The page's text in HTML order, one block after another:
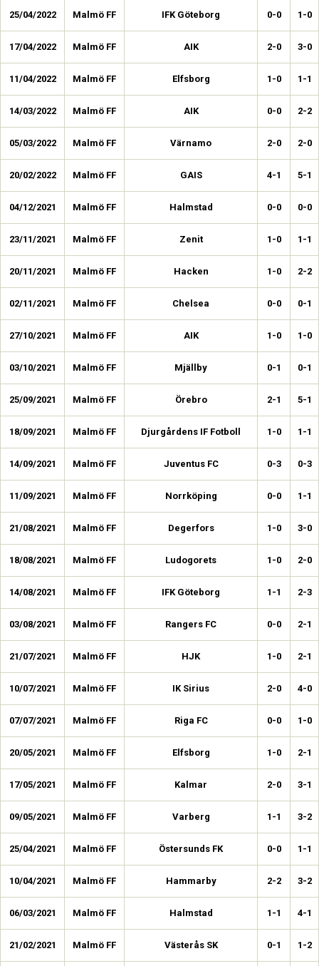
25/04/2022 Malmö FF IFK Göteborg 0-0 1-0
17/04/2022 Malmö FF AIK 2-0 3-0
11/04/2022 Malmö FF Elfsborg 1-0 1-1
14/03/2022 Malmö FF AIK 0-0 2-2
05/03/2022 Malmö FF Värnamo 2-0 2-0
20/02/2022 Malmö FF GAIS 4-1 5-1
04/12/2021 Malmö FF Halmstad 0-0 0-0
23/11/2021 Malmö FF Zenit 1-0 1-1
20/11/2021 Malmö FF Hacken 1-0 2-2
02/11/2021 Malmö FF Chelsea 0-0 0-1
27/10/2021 Malmö FF AIK 1-0 1-0
03/10/2021 Malmö FF Mjällby 0-1 0-1
25/09/2021 Malmö FF Örebro 2-1 5-1
18/09/2021 Malmö FF Djurgårdens IF Fotboll 1-0 1-1
14/09/2021 Malmö FF Juventus FC 0-3 0-3
11/09/2021 Malmö FF Norrköping 0-0 1-1
21/08/2021 Malmö FF Degerfors 1-0 3-0
18/08/2021 Malmö FF Ludogorets 1-0 2-0
14/08/2021 Malmö FF IFK Göteborg 1-1 2-3
03/08/2021 Malmö FF Rangers FC 0-0 2-1
21/07/2021 Malmö FF HJK 1-0 2-1
10/07/2021 Malmö FF IK Sirius 2-0 4-0
07/07/2021 Malmö FF Riga FC 0-0 1-0
20/05/2021 Malmö FF Elfsborg 1-0 2-1
17/05/2021 Malmö FF Kalmar 2-0 3-1
09/05/2021 Malmö FF Varberg 1-1 3-2
25/04/2021 Malmö FF Östersunds FK 0-0 1-1
10/04/2021 Malmö FF Hammarby 2-2 3-2
06/03/2021 Malmö FF Halmstad 1-1 4-1
21/02/2021 Malmö FF Västerås SK 0-1 1-2